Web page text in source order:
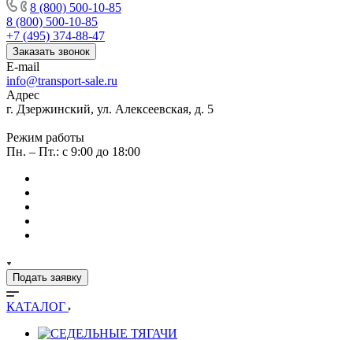
8 (800) 500-10-85
8 (800) 500-10-85
+7 (495) 374-88-47
Заказать звонок
E-mail
info@transport-sale.ru
Адрес
г. Дзержинский, ул. Алексеевская, д. 5
Режим работы
Пн. – Пт.: с 9:00 до 18:00
Подать заявку
КАТАЛОГ